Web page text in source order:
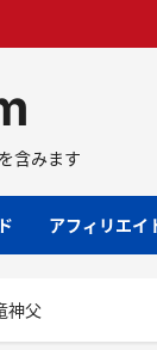
含みます
アフィリエイ
神父